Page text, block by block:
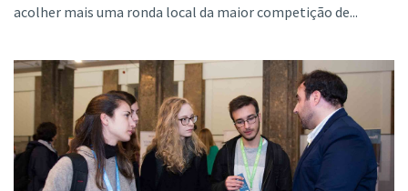
acolher mais uma ronda local da maior competição de...